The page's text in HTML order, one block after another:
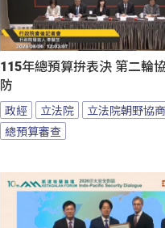
115年總預算拚表決 第二輪
防
政經 立法院
立法院朝野協商
總預算審查